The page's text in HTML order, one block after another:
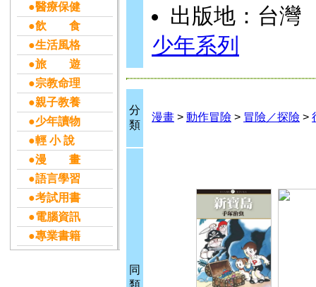
●醫療保健
●飲 食
●生活風格
●旅 遊
●宗教命理
●親子教養
●少年讀物
●輕 小 說
●漫 畫
●語言學習
●考試用書
●電腦資訊
●專業書籍
出版地：台灣
少年系列
分
類
漫畫 > 動作冒險 > 冒險／探險 >
同
類